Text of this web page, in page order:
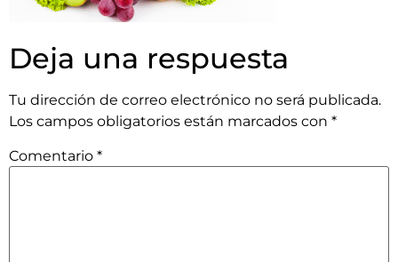
Deja una respuesta
Tu dirección de correo electrónico no será publicada.
Los campos obligatorios están marcados con *
Comentario *